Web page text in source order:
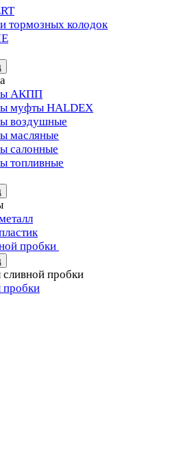
тормозных колодок
АКПП
муфты HALDEX
воздушные
масляные
салонные
топливные
пробки
пробки